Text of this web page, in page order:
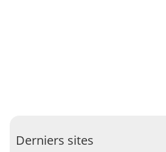
Derniers sites